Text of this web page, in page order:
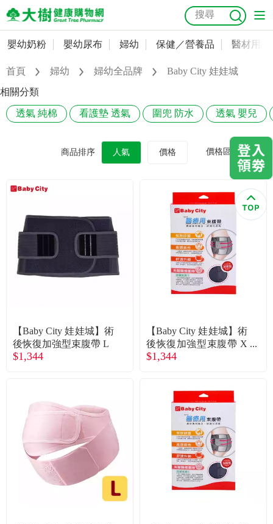
嬰幼奶粉
婦幼
保健／營養品
成人照護
美容／個人清潔
名人嚴選
關於我們
合作提案
購物流程
抗菌
奶瓶奶嘴
會員資料及密碼修改
訂單查詢
購物金查詢
優惠券領取
嬰幼奶粉 嬰幼尿布 婦幼 保健／營養品 醫材用品
首頁 婦幼 婦幼全品牌
Baby City 娃娃城
相關分類
透氣 純棉 看護墊 透氣 圍兜 防水 透氣 嬰兒
商品排序 人氣 價格 價格區間
【Baby City 娃娃城】術
後恢復加強型束腹帶 L
$1,344
【Baby City 娃娃城】術
後恢復加強型束腹帶 X
L
$1,344